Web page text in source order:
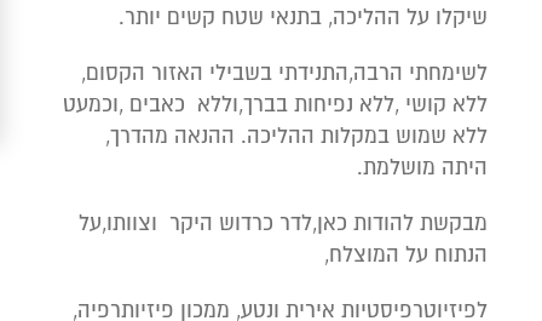
שיקלו על ההליכה, בתנאי שטח קשים יותר.
לשימחתי הרבה,התנידתי בשבילי האזור הקסום,
ללא קושי ,ללא נפיחות בברך,וללא כאבים ,וכמעט
ללא שמוש במקלות ההליכה. ההנאה מהדרך,
היתה מושלמת.
מבקשת להודות כאן,לדר כרדוש היקר וצוותו,על
הנתוח על המוצלח,
לפיזיוטרפיסטיות אירית ונטע, ממכון פיזיותרפיה,